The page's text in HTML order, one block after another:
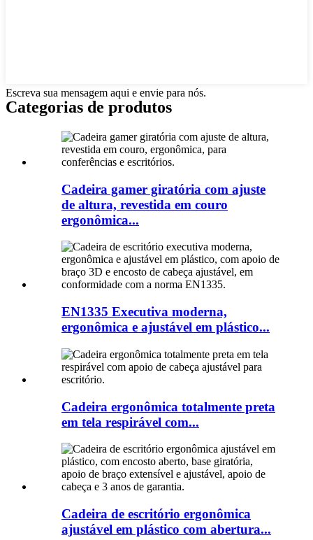
Escreva sua mensagem aqui e envie para nós.
Categorias de produtos
Cadeira gamer giratória com ajuste
de altura, revestida em couro
ergonômica...
EN1335 Executiva moderna,
ergonômica e ajustável em plástico...
Cadeira ergonômica totalmente preta
em tela respirável com...
Cadeira de escritório ergonômica
ajustável em plástico com abertura...